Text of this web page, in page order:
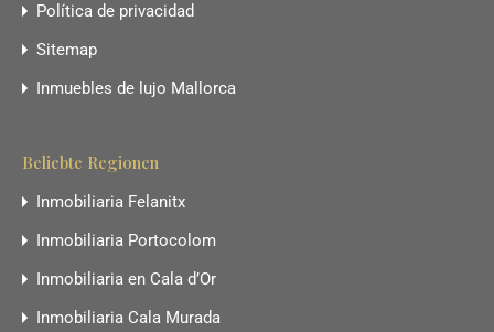
Política de privacidad
Sitemap
Inmuebles de lujo Mallorca
Beliebte Regionen
Inmobiliaria Felanitx
Inmobiliaria Portocolom
Inmobiliaria en Cala d’Or
Inmobiliaria Cala Murada